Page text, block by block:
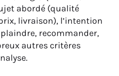
abordé (qualité
livraison), l’intention
recommander,
autres critères